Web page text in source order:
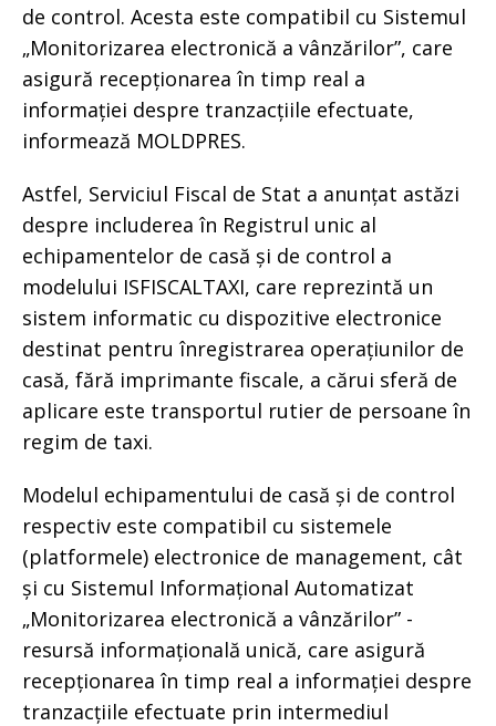
de control. Acesta este compatibil cu Sistemul
„Monitorizarea electronică a vânzărilor”, care
asigură recepționarea în timp real a
informației despre tranzacțiile efectuate,
informează MOLDPRES.
Astfel, Serviciul Fiscal de Stat a anunțat astăzi
despre includerea în Registrul unic al
echipamentelor de casă și de control a
modelului ISFISCALTAXI, care reprezintă un
sistem informatic cu dispozitive electronice
destinat pentru înregistrarea operațiunilor de
casă, fără imprimante fiscale, a cărui sferă de
aplicare este transportul rutier de persoane în
regim de taxi.
Modelul echipamentului de casă și de control
respectiv este compatibil cu sistemele
(platformele) electronice de management, cât
și cu Sistemul Informațional Automatizat
„Monitorizarea electronică a vânzărilor” -
resursă informațională unică, care asigură
recepționarea în timp real a informației despre
tranzacțiile efectuate prin intermediul